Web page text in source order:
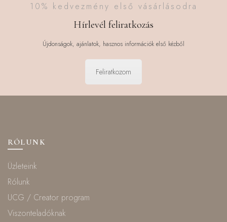
10% kedvezmény első vásárlásodra
Hírlevél feliratkozás
Újdonságok, ajánlatok, hasznos információk első kézből
Feliratkozom
RÓLUNK
Üzleteink
Rólunk
UCG / Creator program
Viszonteladóknak